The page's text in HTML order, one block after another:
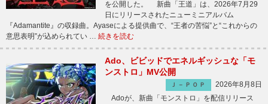
を公開した。 新曲「王道」は、2026年7月29
日にリリースされたニューミニアルバム
『Adamantite』の収録曲。Ayaseによる提供曲で、“王者の苦悩”と“これからの
意思表明”が込められてい … 続きを読む
Ado、ビビッドでエネルギッシュな「モ
ンストロ」MV公開
Ｊ－ＰＯＰ
2026年8月8日
Adoが、新曲「モンストロ」を配信リリース